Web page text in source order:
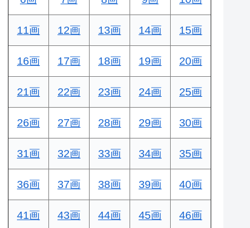
11画 12画 13画 14画 15画
16画 17画 18画 19画 20画
21画 22画 23画 24画 25画
26画 27画 28画 29画 30画
31画 32画 33画 34画 35画
36画 37画 38画 39画 40画
41画 43画 44画 45画 46画